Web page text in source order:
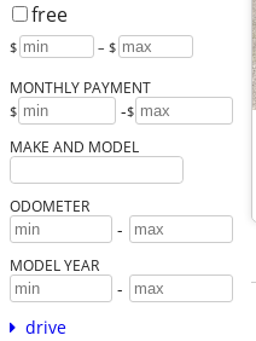
free
$ – $
MONTHLY PAYMENT
$ -$
MAKE AND MODEL
ODOMETER
-
MODEL YEAR
-
drive